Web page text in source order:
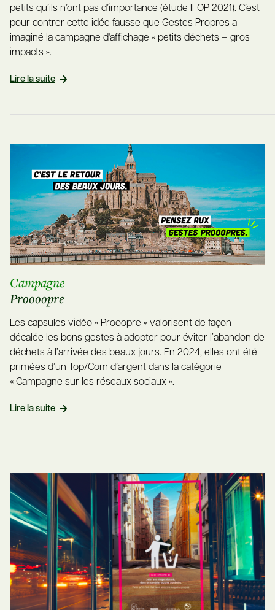
petits qu’ils n’ont pas d’importance (étude IFOP 2021). C’est
pour contrer cette idée fausse que Gestes Propres a
imaginé la campagne d'affichage « petits déchets – gros
impacts ».
Lire la suite
Campagne
Proooopre
Les capsules vidéo « Prooopre » valorisent de façon
décalée les bons gestes à adopter pour éviter l’abandon de
déchets à l’arrivée des beaux jours. En 2024, elles ont été
primées d’un Top/Com d’argent dans la catégorie
« Campagne sur les réseaux sociaux ».
Lire la suite